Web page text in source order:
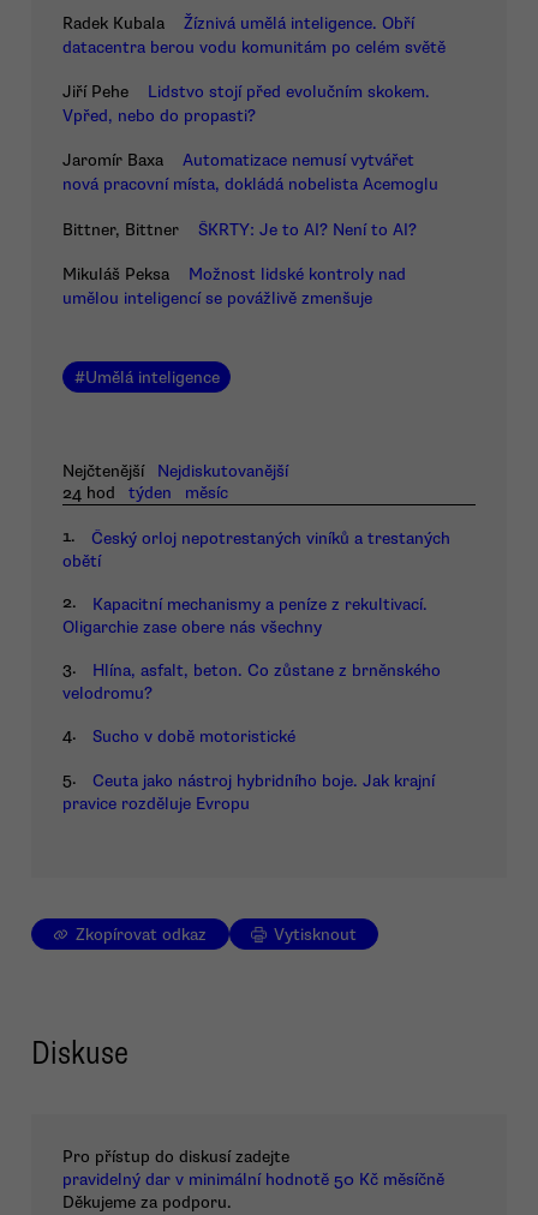
Radek Kubala
Žíznivá umělá inteligence. Obří
datacentra berou vodu komunitám po celém světě
Jiří Pehe
Lidstvo stojí před evolučním skokem.
Vpřed, nebo do propasti?
Jaromír Baxa
Automatizace nemusí vytvářet
nová pracovní místa, dokládá nobelista Acemoglu
Bittner, Bittner ŠKRTY: Je to AI? Není to AI?
Mikuláš Peksa
Možnost lidské kontroly nad
umělou inteligencí se povážlivě zmenšuje
#Umělá inteligence
Nejčtenější
Nejdiskutovanější
24 hod
týden měsíc
1.
Český orloj nepotrestaných viníků a trestaných
obětí
2.
Kapacitní mechanismy a peníze z rekultivací.
Oligarchie zase obere nás všechny
3.
Hlína, asfalt, beton. Co zůstane z brněnského
velodromu?
4. Sucho v době motoristické
5.
Ceuta jako nástroj hybridního boje. Jak krajní
pravice rozděluje Evropu
Zkopírovat odkaz Vytisknout
Diskuse
Pro přístup do diskusí zadejte
pravidelný dar v minimální hodnotě 50 Kč měsíčně
Děkujeme za podporu.